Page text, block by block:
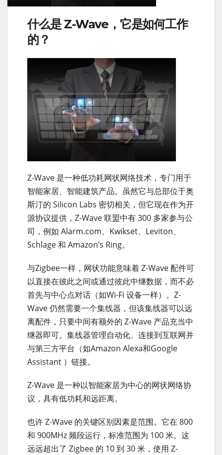
什么是 Z-Wave，它是如何工作
的？
Z-Wave 是一种低功耗网状网络技术，专门用于
智能家居、智能建筑产品。虽然它与总部位于奥
斯汀的 Silicon Labs 密切相关，但它现在作为开
源协议提供，Z-Wave 联盟中有 300 多家参与公
司，例如 Alarm.com、Kwikset、Leviton、
Schlage 和 Amazon’s Ring。
与Zigbee一样，网状功能意味着 Z-Wave 配件可
以直接在彼此之间或通过彼此中继数据，而不必
首先与中心点对话（如Wi-Fi 设备一样）。Z-
Wave 仍然需要一个集线器，但该集线器可以远
离配件，只要中间有额外的 Z-Wave 产品充当中
继器即可。集线器管理自动化、连接到互联网并
与第三方平台（如Amazon Alexa和Google
Assistant ）链接。
Z-Wave 是一种以智能家居为中心的网状网络协
议，具有低功耗和远距离。
也许 Z-Wave 的关键区别因素是范围。它在 800
和 900MHz 频段运行，标准范围为 100 米。这
远远超出了 Zigbee 的 10 到 30 米，使用 Z-